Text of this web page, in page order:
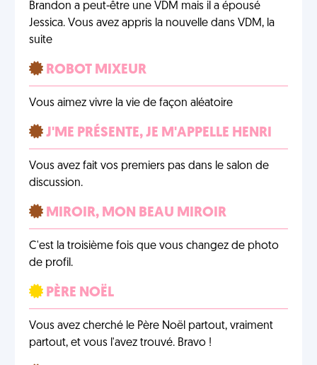
Brandon a peut-être une VDM mais il a épousé
Jessica. Vous avez appris la nouvelle dans VDM, la
suite
ROBOT MIXEUR
Vous aimez vivre la vie de façon aléatoire
J'ME PRÉSENTE, JE M'APPELLE HENRI
Vous avez fait vos premiers pas dans le salon de
discussion.
MIROIR, MON BEAU MIROIR
C'est la troisième fois que vous changez de photo
de profil.
PÈRE NOËL
Vous avez cherché le Père Noël partout, vraiment
partout, et vous l'avez trouvé. Bravo !